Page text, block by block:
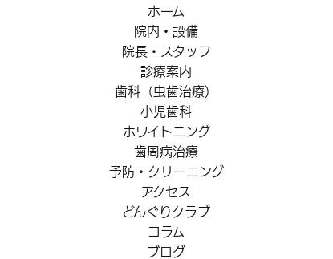
ホーム
院内・設備
院長・スタッフ
診療案内
歯科（虫歯治療）
小児歯科
ホワイトニング
歯周病治療
予防・クリーニング
アクセス
どんぐりクラブ
コラム
ブログ